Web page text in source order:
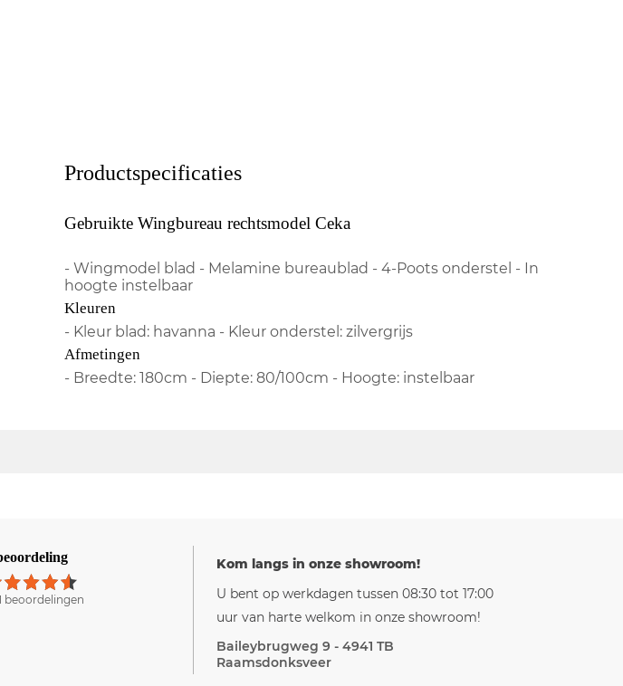
Productspecificaties
Gebruikte Wingbureau rechtsmodel Ceka
- Wingmodel blad - Melamine bureaublad - 4-Poots onderstel - In
hoogte instelbaar
Kleuren
- Kleur blad: havanna - Kleur onderstel: zilvergrijs
Afmetingen
- Breedte: 180cm - Diepte: 80/100cm - Hoogte: instelbaar
1
beoordelingen
Kom langs in onze showroom!
U bent op werkdagen tussen 08:30 tot 17:00
uur van harte welkom in onze showroom!
Baileybrugweg 9 - 4941 TB
Raamsdonksveer